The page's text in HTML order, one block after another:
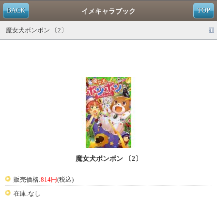
TOP
BACK イメキャラブック
魔女犬ボンボン 〔2〕
魔女犬ボンボン 〔2〕
販売価格:814円(税込)
在庫:なし